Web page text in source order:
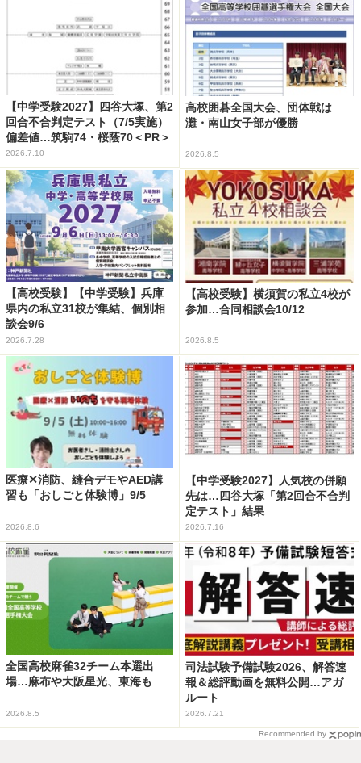
【中学受験2027】四谷大塚、第2
回合不合判定テスト（7/5実施）
偏差値…筑駒74・桜蔭70＜PR＞
2026.7.10
高校囲碁全国大会、団体戦は
灘・南山女子部が優勝
2026.8.5
【高校受験】【中学受験】兵庫
県内の私立31校が集結、個別相
談会9/6
2026.7.28
【高校受験】横須賀の私立4校が
参加…合同相談会10/12
2026.8.5
医療✕消防、縫合デモやAED講
習も「おしごと体験博」9/5
2026.8.6
【中学受験2027】人気校の併願
先は…四谷大塚「第2回合不合判
定テスト」結果
2026.7.16
全国高校麻雀32チーム本選出
場…麻布や大阪星光、東海も
2026.8.5
司法試験予備試験2026、解答速
報＆総評動画を無料公開…アガ
ルート
2026.7.21
Recommended by